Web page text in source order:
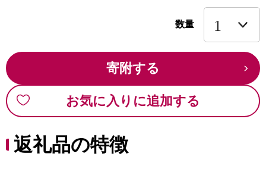
数量
寄附する
お気に入りに追加する
返礼品の特徴